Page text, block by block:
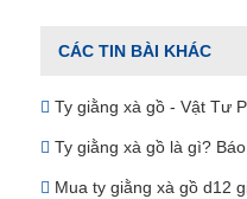
CÁC TIN BÀI KHÁC
Ty giằng xà gồ - Vật Tư
Ty giằng xà gồ là gì?
Mua ty giằng xà gồ d12